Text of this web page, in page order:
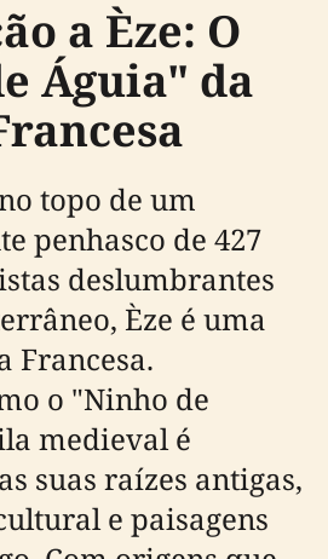
a Èze: O
Águia" da
topo de um
penhasco de 427
deslumbrantes
Èze é uma
Francesa.
o "Ninho de
medieval é
suas raízes antigas,
e paisagens